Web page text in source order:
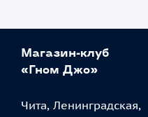
Магазин-клуб
«Гном Джо»
Чита, Ленинградская,